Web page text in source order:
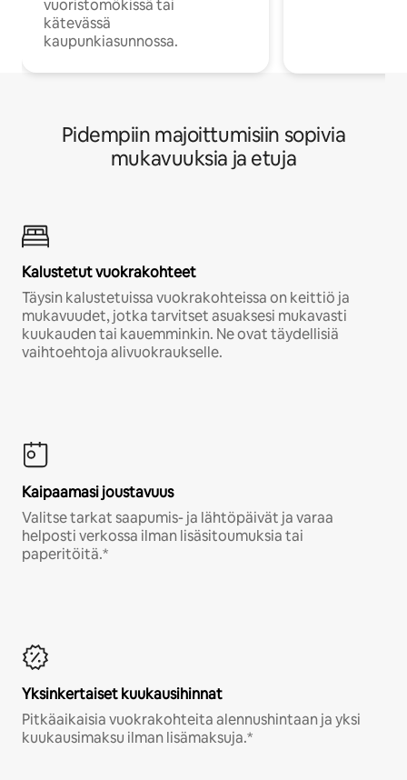
vuoristomökissä tai
kätevässä
kaupunkiasunnossa.
Pidempiin majoittumisiin sopivia
mukavuuksia ja etuja
Kalustetut vuokrakohteet
Täysin kalustetuissa vuokrakohteissa on keittiö ja
mukavuudet, jotka tarvitset asuaksesi mukavasti
kuukauden tai kauemminkin. Ne ovat täydellisiä
vaihtoehtoja alivuokraukselle.
Kaipaamasi joustavuus
Valitse tarkat saapumis- ja lähtöpäivät ja varaa
helposti verkossa ilman lisäsitoumuksia tai
paperitöitä.*
Yksinkertaiset kuukausihinnat
Pitkäaikaisia vuokrakohteita alennushintaan ja yksi
kuukausimaksu ilman lisämaksuja.*